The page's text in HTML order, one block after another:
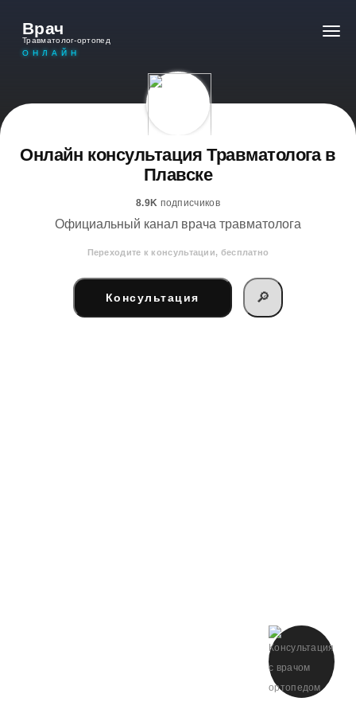
Врач
Травматолог-ортопед
ОНЛАЙН
Онлайн консультация Травматолога в
Плавске
8.9K подписчиков
Официальный канал врача травматолога
Переходите к консультации, бесплатно
Консультация 🔎